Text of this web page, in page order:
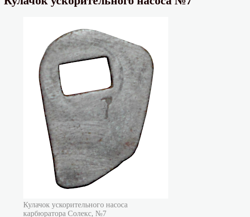
Кулачок ускорительного насоса
карбюратора Солекс, №7